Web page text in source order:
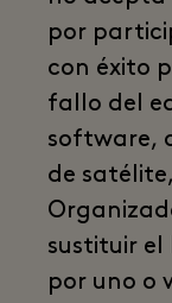
por
con éxito
fallo del
software,
de satélite,
sustituir el
por uno o